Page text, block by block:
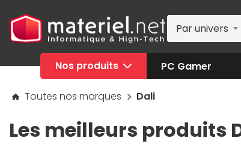
Par univers
Nos produits PC Gamer
Toutes nos marques Dali
Les meilleurs produits